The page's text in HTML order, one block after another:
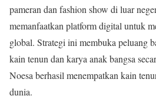
pameran dan fashion show di luar
memanfaatkan platform digital untuk
global. Strategi ini membuka peluang
kain tenun dan karya anak bangsa
Noesa berhasil menempatkan kain
dunia.